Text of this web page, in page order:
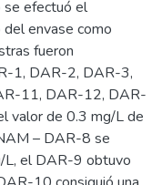
se efectuó el
envase como
fueron
1, DAR-2, DAR-3,
11, DAR-12, DAR-
valor de 0.3 mg/L de
– DAR-8 se
L, el DAR-9 obtuvo